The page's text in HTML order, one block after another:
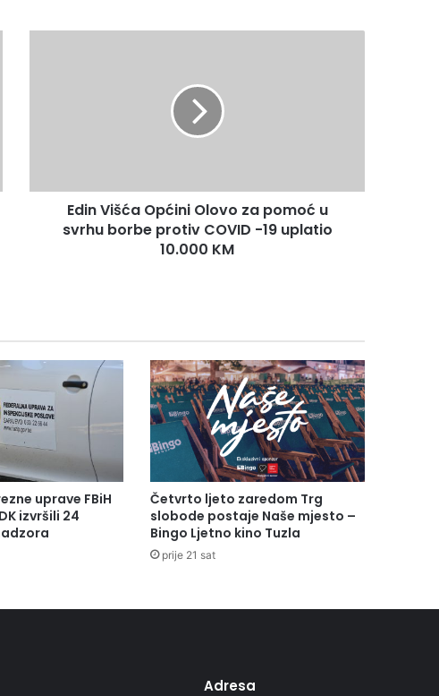
borbe
COVID
Edin Višća Općini Olovo za pomoć u
svrhu borbe protiv COVID -19 uplatio
10.000 KM
uprave FBiH
izvršili 24
Četvrto ljeto zaredom Trg
slobode postaje Naše mjesto –
Bingo Ljetno kino Tuzla
prije 21 sat
Adresa